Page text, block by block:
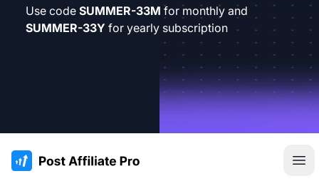
Use code SUMMER-33M for monthly and
SUMMER-33Y for yearly subscription
:site.title